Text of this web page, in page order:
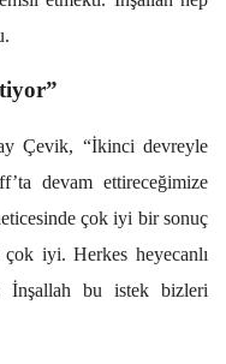
Çevik, “İkinci devreyle
devam ettireceğimize
çok iyi bir sonuç
çok iyi. Herkes heyecanlı
İnşallah bu istek bizleri